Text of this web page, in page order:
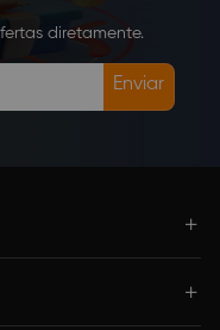
diretamente.
Enviar